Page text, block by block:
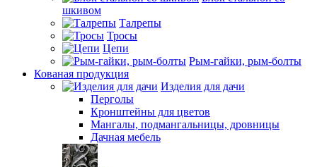
шкивом
Талрепы
Тросы
Цепи
Рым-гайки, рым-болты
Кованая продукция
Изделия для дачи
Перголы
Кронштейны для цветов
Мангалы, подмангальницы, дровницы
Дачная мебель